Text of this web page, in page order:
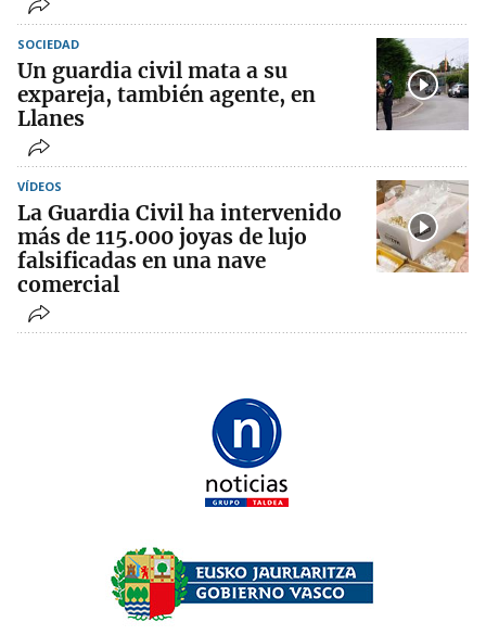
SOCIEDAD
Un guardia civil mata a su
expareja, también agente, en
Llanes
VÍDEOS
La Guardia Civil ha intervenido
más de 115.000 joyas de lujo
falsificadas en una nave
comercial